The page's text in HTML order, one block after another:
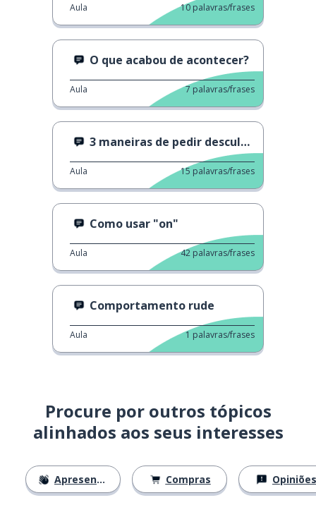
Aula 10 palavras/frases
O que acabou de acontecer?
Aula 7 palavras/frases
3 maneiras de pedir desculpas 1
Aula 15 palavras/frases
Como usar "on"
Aula 42 palavras/frases
Comportamento rude
Aula 1 palavras/frases
Procure por outros tópicos
alinhados aos seus interesses
Apresentações Compras Opiniões